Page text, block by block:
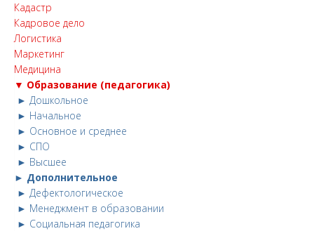
Кадастр
Кадровое дело
Логистика
Маркетинг
Медицина
▼ Образование (педагогика)
► Дошкольное
► Начальное
► Основное и среднее
► СПО
► Высшее
► Дополнительное
► Дефектологическое
► Менеджмент в образовании
► Социальная педагогика